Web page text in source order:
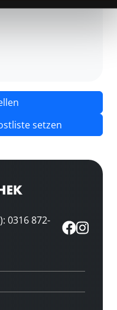
setzen
0316 872-